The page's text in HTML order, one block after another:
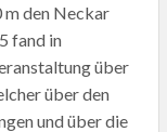
m den Neckar
fand in
über
über den
und über die